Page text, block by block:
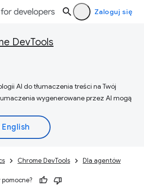
Zaloguj się
DevTools
AI do tłumaczenia treści na Twój
wygenerowane przez AI mogą
Chrome DevTools Dla agentów
pomocne?